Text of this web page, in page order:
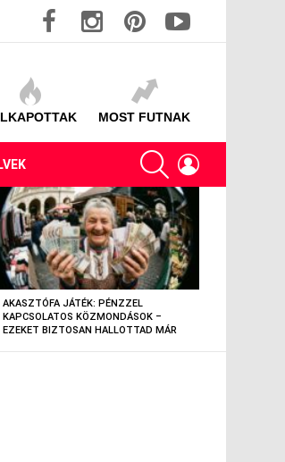
MOST FUTNAK
SEARCH
AKASZTÓFA JÁTÉK: PÉNZZEL
KAPCSOLATOS KÖZMONDÁSOK –
EZEKET BIZTOSAN HALLOTTAD MÁR